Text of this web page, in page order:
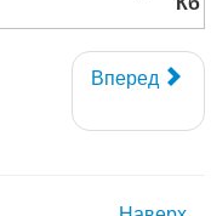
Вперед